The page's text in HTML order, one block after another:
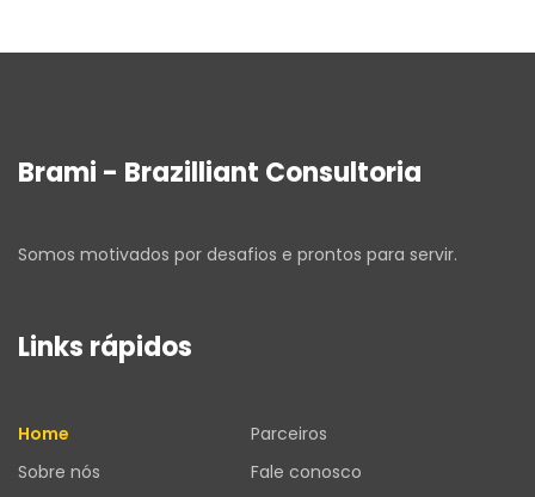
Brami - Brazilliant Consultoria
Somos motivados por desafios e prontos para servir.
Links rápidos
Home
Sobre nós
Parceiros
Fale conosco